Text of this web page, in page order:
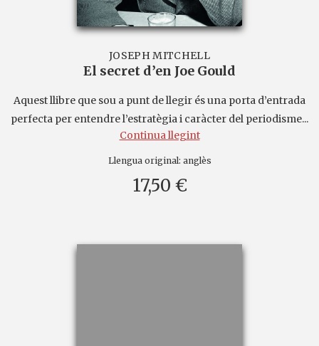
JOSEPH MITCHELL
El secret d’en Joe Gould
Aquest llibre que sou a punt de llegir és una porta d’entrada
perfecta per entendre l’estratègia i caràcter del periodisme...
Continua llegint
Llengua original: anglès
17,50 €